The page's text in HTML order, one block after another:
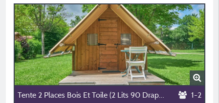
Tente 2 Places Bois Et Toile (2 Lits 90 Draps Obligatoires), Coin Cuisine, Électricité, Sans Sanitaires. 1-2